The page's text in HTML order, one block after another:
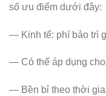
số ưu điểm dưới đây:
— Kinh tế: phí bảo trì
— Có thể áp dụng
— Bền bỉ theo thời